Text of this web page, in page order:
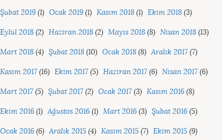
Şubat 2019 (1) Ocak 2019 (1) Kasım 2018 (1) Ekim 2018 (3)
Eylül 2018 (2) Haziran 2018 (2) Mayıs 2018 (8) Nisan 2018 (13)
Mart 2018 (4) Şubat 2018 (10) Ocak 2018 (8) Aralık 2017 (7)
Kasım 2017 (16) Ekim 2017 (5) Haziran 2017 (6) Nisan 2017 (6)
Mart 2017 (5) Şubat 2017 (2) Ocak 2017 (3) Kasım 2016 (8)
Ekim 2016 (1) Ağustos 2016 (1) Mart 2016 (3) Şubat 2016 (5)
Ocak 2016 (6) Aralık 2015 (4) Kasım 2015 (7) Ekim 2015 (9)